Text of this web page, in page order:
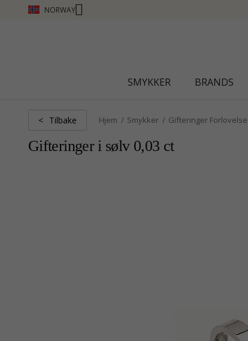
NORWAY
CHANTI CLUB - TJEN POENG SE MER - KLIKK HER
SMYKKER BRANDS
< Tilbake Hjem Smykker Gifteringer
Gifteringer i sølv 0,03 ct